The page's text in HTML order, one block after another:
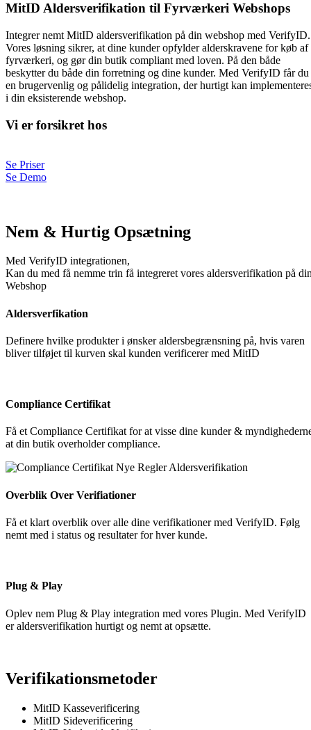
MitID Aldersverifikation til Fyrværkeri Webshops
Integrer nemt MitID aldersverifikation på din webshop med VerifyID.
Vores løsning sikrer, at dine kunder opfylder alderskravene for køb af
fyrværkeri, og gør din butik compliant med loven. På den både
beskytter du både din forretning og dine kunder. Med VerifyID får du
en brugervenlig og pålidelig integration, der hurtigt kan
i din eksisterende webshop.
Vi er forsikret hos
Se Priser
Se Demo
Nem & Hurtig Opsætning
Med VerifyID integrationen,
Kan du med få nemme trin få integreret vores aldersverifikation på
Webshop
Aldersverfikation
Definere hvilke produkter i ønsker aldersbegrænsning på, hvis varen
bliver tilføjet til kurven skal kunden verificerer med MitID
Compliance Certifikat
Få et Compliance Certifikat for at visse dine kunder &
at din butik overholder compliance.
Overblik Over Verifiationer
Få et klart overblik over alle dine verifikationer med VerifyID. Følg
nemt med i status og resultater for hver kunde.
Plug & Play
Oplev nem Plug & Play integration med vores Plugin. Med VerifyID
er aldersverifikation hurtigt og nemt at opsætte.
Verifikationsmetoder
MitID Kasseverificering
MitID Sideverificering